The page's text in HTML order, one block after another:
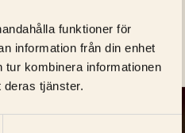
funktioner för
information från din enhet
kombinera informationen
deras tjänster.